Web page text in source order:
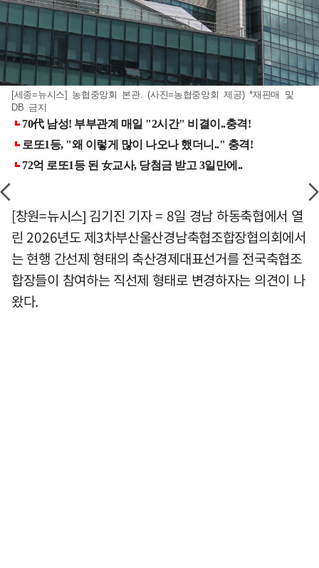
[세종=뉴시스] 농협중앙회 본관. (사진=농협중앙회 제공) *재판매 및
DB 금지
[창원=뉴시스] 김기진 기자 = 8일 경남 하동축협에서 열
린 2026년도 제3차부산울산경남축협조합장협의회에서
는 현행 간선제 형태의 축산경제대표선거를 전국축협조
합장들이 참여하는 직선제 형태로 변경하자는 의견이 나
왔다.